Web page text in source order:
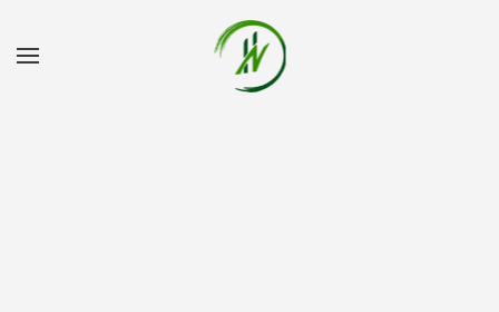
Accéder au contenu principal